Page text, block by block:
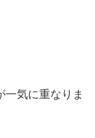
一気に重なりま